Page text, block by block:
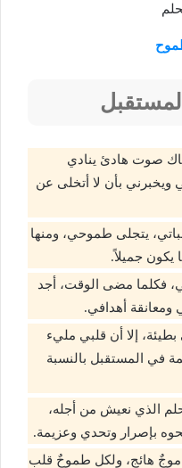
صوت هادئ ينادي
ويخبرني بأن لا أتخلى عن
يتجلى طموحي، ومنها
يكون جميلاً.
فكلما مضى الوقت، أجد
أهدافي.
إلا أن قلبي مليء
في المستقبل بالنسبة
الذي نعيش من أجله،
بإصرار وتحدي وعزيمة.
موجٌ هائج، ولكل طموحٌ قلب